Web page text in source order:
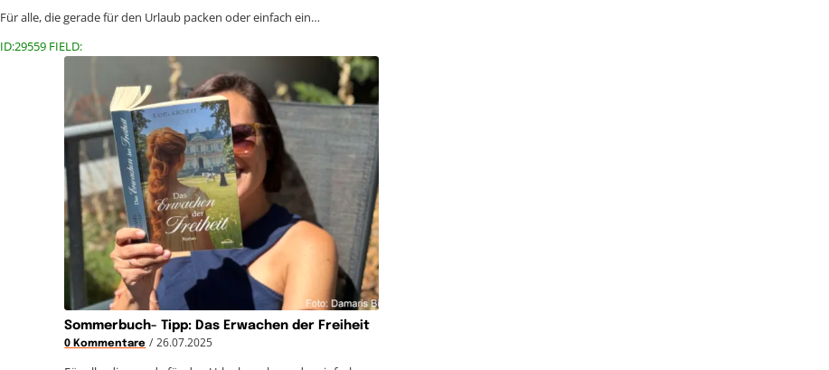
Für alle, die gerade für den Urlaub packen oder einfach ein…
ID:29559 FIELD:
Sommerbuch- Tipp: Das Erwachen der Freiheit
0 Kommentare / 26.07.2025